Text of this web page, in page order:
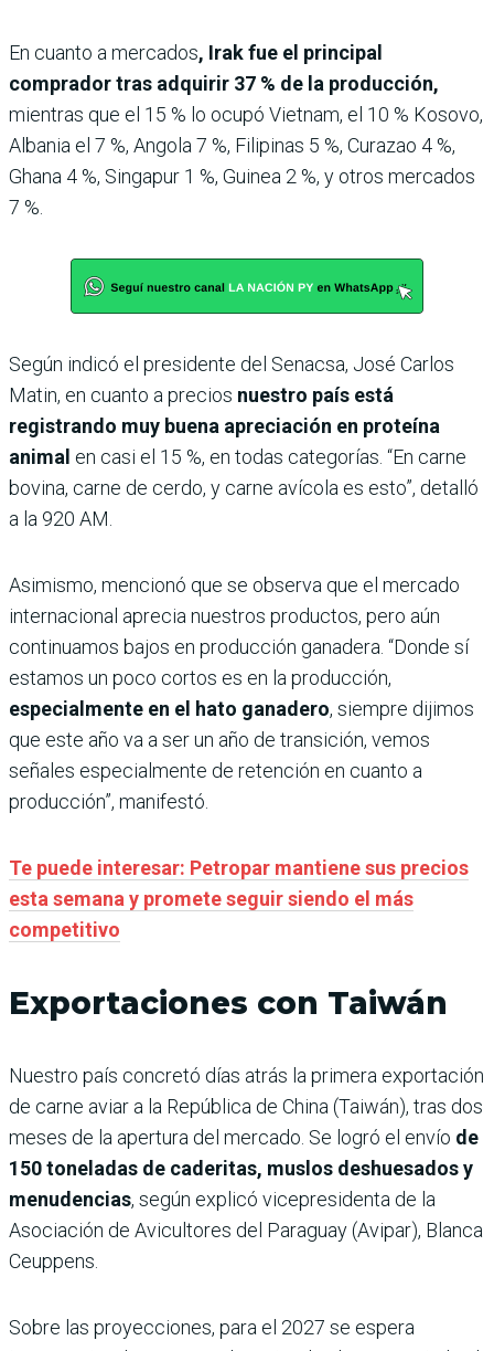
En cuanto a mercados, Irak fue el principal
comprador tras adquirir 37 % de la producción,
mientras que el 15 % lo ocupó Vietnam, el 10 % Kosovo,
Albania el 7 %, Angola 7 %, Filipinas 5 %, Curazao 4 %,
Ghana 4 %, Singapur 1 %, Guinea 2 %, y otros mercados
7 %.
Según indicó el presidente del Senacsa, José Carlos
Matin, en cuanto a precios nuestro país está
registrando muy buena apreciación en proteína
animal en casi el 15 %, en todas categorías. “En carne
bovina, carne de cerdo, y carne avícola es esto”, detalló
a la 920 AM.
Asimismo, mencionó que se observa que el mercado
internacional aprecia nuestros productos, pero aún
continuamos bajos en producción ganadera. “Donde sí
estamos un poco cortos es en la producción,
especialmente en el hato ganadero, siempre dijimos
que este año va a ser un año de transición, vemos
señales especialmente de retención en cuanto a
producción”, manifestó.
Te puede interesar: Petropar mantiene sus precios
esta semana y promete seguir siendo el más
competitivo
Exportaciones con Taiwán
Nuestro país concretó días atrás la primera exportación
de carne aviar a la República de China (Taiwán), tras dos
meses de la apertura del mercado. Se logró el envío de
150 toneladas de caderitas, muslos deshuesados y
menudencias, según explicó vicepresidenta de la
Asociación de Avicultores del Paraguay (Avipar), Blanca
Ceuppens.
Sobre las proyecciones, para el 2027 se espera